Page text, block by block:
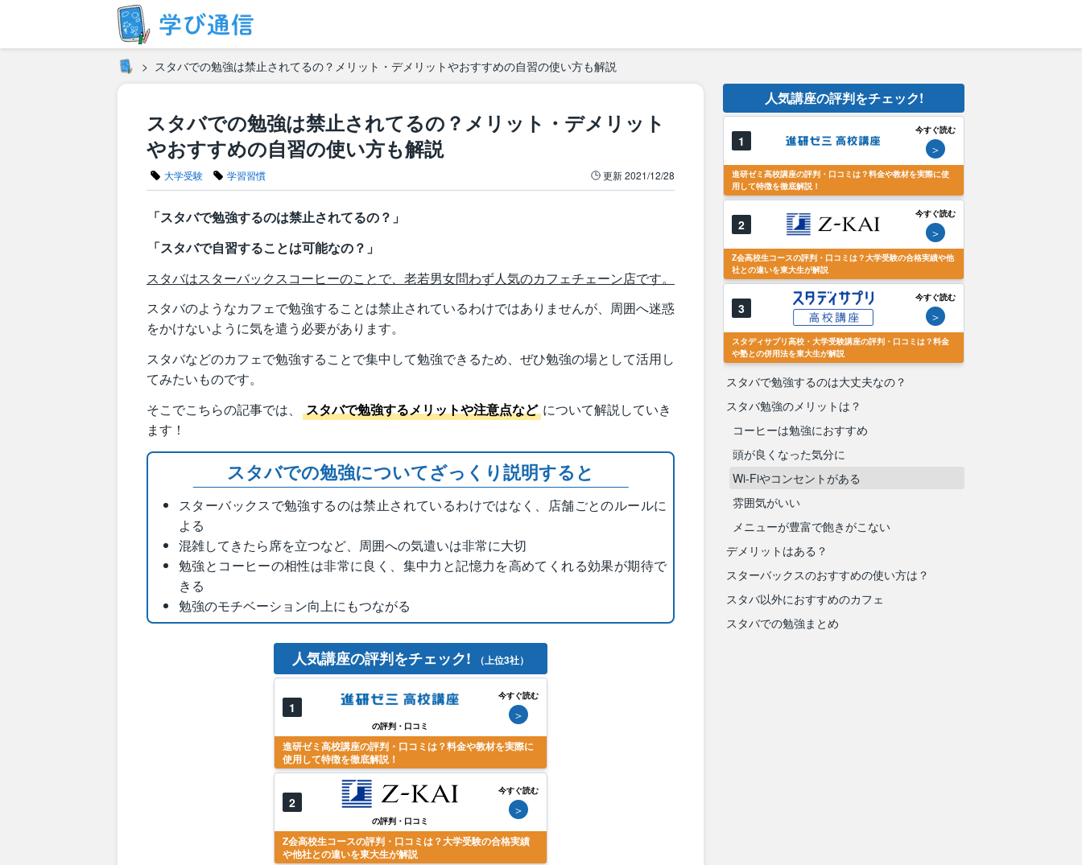
スタバでの勉強は禁止されてるの？メリット・デメリットやおすすめの自習の使い方も解説
スタバでの勉強は禁止されてるの？メリット・デメリット
やおすすめの自習の使い方も解説
大学受験 学習習慣 更新2021/12/28
「スタバで勉強するのは禁止されてるの？」
「スタバで自習することは可能なの？」
スタバはスターバックスコーヒーのことで、老若男女問わず人気のカフェチェーン店です。
スタバのようなカフェで勉強することは禁止されているわけではありませんが、周囲へ迷惑
をかけないように気を遣う必要があります。
スタバなどのカフェで勉強することで集中して勉強できるため、ぜひ勉強の場として活用し
てみたいものです。
そこでこちらの記事では、
スタバで勉強するメリットや注意点など について解説していき
ます！
スタバでの勉強についてざっくり説明すると
スターバックスで勉強するのは禁止されているわけではなく、店舗ごとのルールに
よる
混雑してきたら席を立つなど、周囲への気遣いは非常に大切
勉強とコーヒーの相性は非常に良く、集中力と記憶力を高めてくれる効果が期待で
きる
勉強のモチベーション向上にもつながる
人気講座の評判をチェック! （上位3社）
1
の評判・口コミ
今すぐ読む
＞
進研ゼミ高校講座の評判・口コミは？料金や教材を実際に
使用して特徴を徹底解説！
2
の評判・口コミ
今すぐ読む
＞
Z会高校生コースの評判・口コミは？大学受験の合格実績
や他社との違いを東大生が解説
人気講座の評判をチェック!
1
今すぐ読む
＞
進研ゼミ高校講座の評判・口コミは？料金や教材を実際に使
用して特徴を徹底解説！
2
今すぐ読む
＞
Z会高校生コースの評判・口コミは？大学受験の合格実績や他
社との違いを東大生が解説
3
今すぐ読む
＞
スタディサプリ高校・大学受験講座の評判・口コミは？料金
や塾との併用法を東大生が解説
スタバで勉強するのは大丈夫なの？
スタバ勉強のメリットは？
コーヒーは勉強におすすめ
頭が良くなった気分に
Wi-Fiやコンセントがある
雰囲気がいい
メニューが豊富で飽きがこない
デメリットはある？
スターバックスのおすすめの使い方は？
スタバ以外におすすめのカフェ
スタバでの勉強まとめ